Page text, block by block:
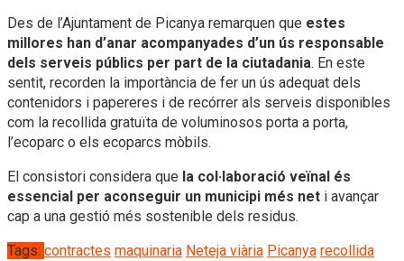
Des de l’Ajuntament de Picanya remarquen que estes
millores han d’anar acompanyades d’un ús responsable
dels serveis públics per part de la ciutadania. En este
sentit, recorden la importància de fer un ús adequat dels
contenidors i papereres i de recórrer als serveis disponibles
com la recollida gratuïta de voluminosos porta a porta,
l’ecoparc o els ecoparcs mòbils.
El consistori considera que la col·laboració veïnal és
essencial per aconseguir un municipi més net i avançar
cap a una gestió més sostenible dels residus.
Tags: contractes maquinaria Neteja viària Picanya recollida